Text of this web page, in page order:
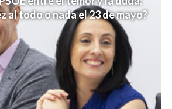
al todo o nada el 23 de mayo?